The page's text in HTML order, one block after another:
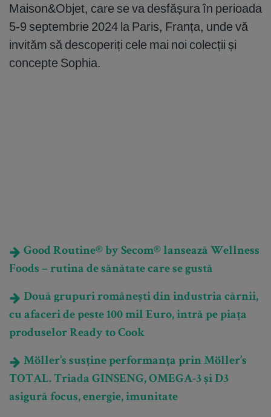
Maison&Objet, care se va desfășura în perioada
5-9 septembrie 2024 la Paris, Franța, unde vă
invităm să descoperiți cele mai noi colecții și
concepte Sophia.
Good Routine® by Secom® lansează Wellness
Foods – rutina de sănătate care se gustă
Două grupuri românești din industria cărnii,
cu afaceri de peste 100 mil Euro, intră pe piața
produselor Ready to Cook
Möller’s susține performanța prin Möller’s
TOTAL. Triada GINSENG, OMEGA-3 și D3
asigură focus, energie, imunitate